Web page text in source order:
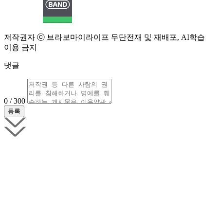
저작권자 ⓒ 브라보마이라이프 무단전재 및 재배포, AI학습
이용 금지
댓글
0 / 300